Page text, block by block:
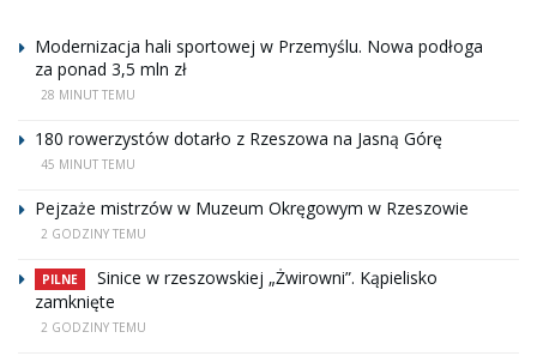
Modernizacja hali sportowej w Przemyślu. Nowa podłoga
za ponad 3,5 mln zł
28 MINUT TEMU
180 rowerzystów dotarło z Rzeszowa na Jasną Górę
45 MINUT TEMU
Pejzaże mistrzów w Muzeum Okręgowym w Rzeszowie
2 GODZINY TEMU
PILNE
Sinice w rzeszowskiej „Żwirowni”. Kąpielisko
zamknięte
2 GODZINY TEMU